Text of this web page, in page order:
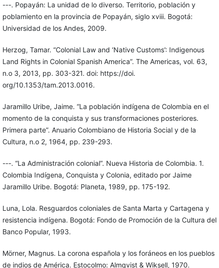
---. Popayán: La unidad de lo diverso. Territorio, población y
poblamiento en la provincia de Popayán, siglo xviii. Bogotá:
Universidad de los Andes, 2009.
Herzog, Tamar. “Colonial Law and ‘Native Customs’: Indigenous
Land Rights in Colonial Spanish America”. The Americas, vol. 63,
n.o 3, 2013, pp. 303-321. doi: https://doi.
org/10.1353/tam.2013.0016.
Jaramillo Uribe, Jaime. “La población indígena de Colombia en el
momento de la conquista y sus transformaciones posteriores.
Primera parte”. Anuario Colombiano de Historia Social y de la
Cultura, n.o 2, 1964, pp. 239-293.
---. “La Administración colonial”. Nueva Historia de Colombia. 1.
Colombia Indígena, Conquista y Colonia, editado por Jaime
Jaramillo Uribe. Bogotá: Planeta, 1989, pp. 175-192.
Luna, Lola. Resguardos coloniales de Santa Marta y Cartagena y
resistencia indígena. Bogotá: Fondo de Promoción de la Cultura del
Banco Popular, 1993.
Mörner, Magnus. La corona española y los foráneos en los pueblos
de indios de América. Estocolmo: Almqvist & Wiksell, 1970.